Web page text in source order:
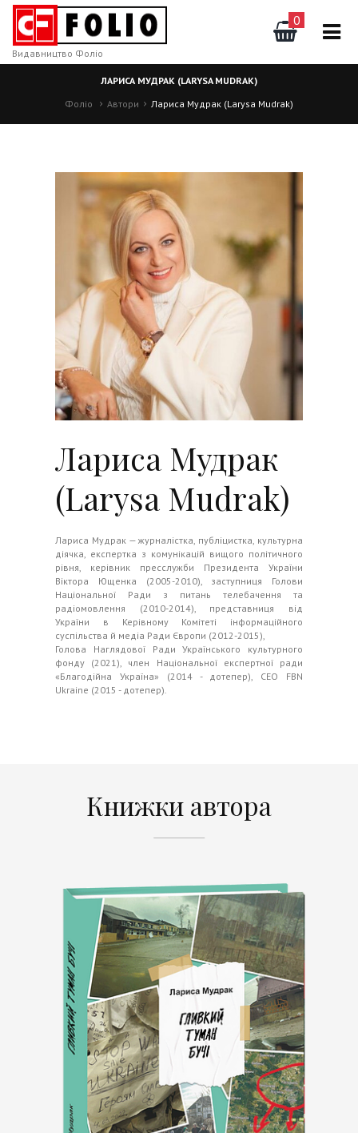
0
Видавництво Фоліо
ЛАРИСА МУДРАК (LARYSA MUDRAK)
Фоліо
Автори Лариса Мудрак (Larysa Mudrak)
Лариса Мудрак
(Larysa Mudrak)
Лариса Мудрак — журналістка, публіцистка, культурна
діячка, експертка з комунікацій вищого політичного
рівня, керівник пресслужби Президента України
Віктора Ющенка (2005-2010), заступниця Голови
Національної Ради з питань телебачення та
радіомовлення (2010-2014), представниця від
України в Керівному Комітеті інформаційного
суспільства й медіа Ради Європи (2012-2015),
Голова Наглядової Ради Українського культурного
фонду (2021), член Національної експертної ради
«Благодійна Україна» (2014 - дотепер), СЕО FBN
Ukraine (2015 - дотепер).
Книжки автора